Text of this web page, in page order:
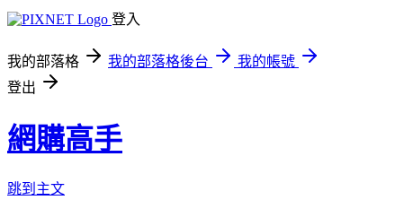
登入
我的部落格 我的部落格後台
我的帳號
登出
網購高手
跳到主文